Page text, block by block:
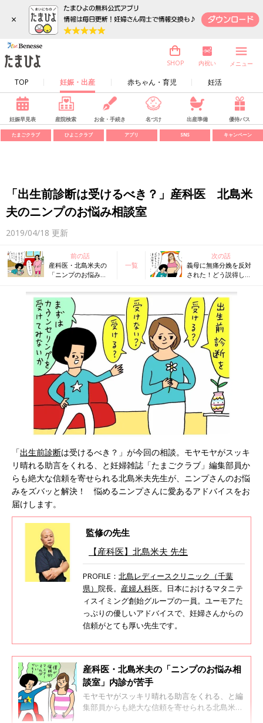
×
TOP 妊娠・出産 赤ちゃん・育児 妊活
SHOP 内祝い メニュー
妊娠早見表 産院検索 お金・手続き 名づけ 出産準備 優待パス
たまごクラブ ひよこクラブ アプリ SNS キャンペーン
「出生前診断は受けるべき？」産科医 北島米
夫のニンプのお悩み相談室
2019/04/18 更新
前の話
産科医・北島米夫の
「ニンプのお悩み相
帝王切開が怖い
一覧
次の話
義母に無痛分娩を反対
された！どう説得した
北島米夫のニンプのお
悩み相談室
「出生前診断は受けるべき？」が今回の相談。モヤモヤがスッキ
リ晴れる助言をくれる、と妊婦雑誌「たまごクラブ」編集部員か
らも絶大な信頼を寄せられる北島米夫先生が、ニンプさんのお悩
みをズバッと解決！ 悩めるニンプさんに愛あるアドバイスをお
届けします。
監修の先生
【産科医】北島米夫 先生
PROFILE： 北島レディースクリニック（千葉
県） 院長。 産婦人科医。日本におけるマタニテ
ィスイミング創始グループの一員。ユーモアた
っぷりの優しいアドバイスで、妊婦さんからの
信頼がとても厚い先生です。
産科医・北島米夫の「ニンプのお悩み相
談室」内診が苦手
モヤモヤがスッキリ晴れる助言をくれる、と編
集部員からも絶大な信頼を寄せられる北島米夫